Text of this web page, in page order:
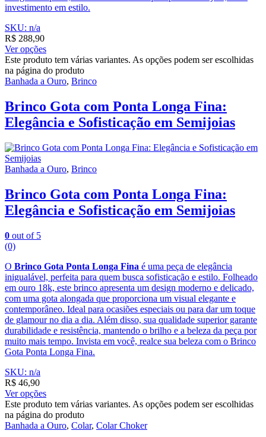
investimento em estilo.
SKU: n/a
R$ 288,90
Ver opções
Este produto tem várias variantes. As opções podem ser escolhidas
na página do produto
Banhada a Ouro, Brinco
Brinco Gota com Ponta Longa Fina:
Elegância e Sofisticação em Semijoias
Banhada a Ouro, Brinco
Brinco Gota com Ponta Longa Fina:
Elegância e Sofisticação em Semijoias
0 out of 5
(0)
O Brinco Gota Ponta Longa Fina é uma peça de elegância
inigualável, perfeita para quem busca sofisticação e estilo. Folheado
em ouro 18k, este brinco apresenta um design moderno e delicado,
com uma gota alongada que proporciona um visual elegante e
contemporâneo. Ideal para ocasiões especiais ou para dar um toque
de glamour no dia a dia. Além disso, sua qualidade superior garante
durabilidade e resistência, mantendo o brilho e a beleza da peça por
muito mais tempo. Invista em você, realce sua beleza com o Brinco
Gota Ponta Longa Fina.
SKU: n/a
R$ 46,90
Ver opções
Este produto tem várias variantes. As opções podem ser escolhidas
na página do produto
Banhada a Ouro, Colar, Colar Choker